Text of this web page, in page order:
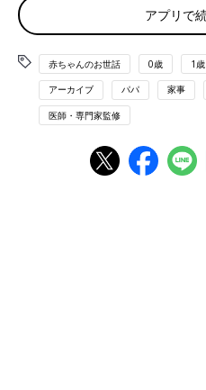
ど、基本的には父親も母親も同
のよね」といった感覚を多くの
男性も育児参加の意識が強くな
えているとはいえ、女性の意識
はたくさんやっていると思って
だなのよ！」というのが本音のよ
ベネッセ教育総合研究所が20
アプリで
赤ちゃんのお世話 0歳 1歳
アーカイブ パパ 家事
医師・専門家監修